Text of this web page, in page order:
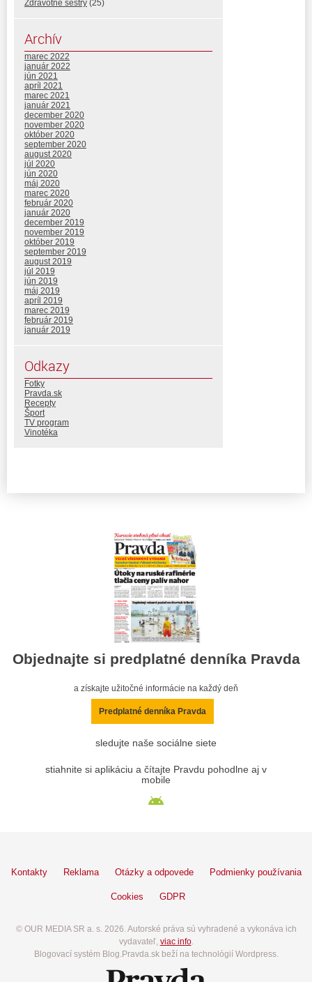
Zdravotné sestry (25)
Archív
marec 2022
január 2022
jún 2021
apríl 2021
marec 2021
január 2021
december 2020
november 2020
október 2020
september 2020
august 2020
júl 2020
jún 2020
máj 2020
marec 2020
február 2020
január 2020
december 2019
november 2019
október 2019
september 2019
august 2019
júl 2019
jún 2019
máj 2019
apríl 2019
marec 2019
február 2019
január 2019
Odkazy
Fotky
Pravda.sk
Recepty
Šport
TV program
Vinotéka
Objednajte si predplatné denníka Pravda
a získajte užitočné informácie na každý deň
Predplatné denníka Pravda
sledujte naše sociálne siete
stiahnite si aplikáciu a čítajte Pravdu pohodlne aj v
mobile
Kontakty Reklama Otázky a odpovede Podmienky používania
Cookies GDPR
© OUR MEDIA SR a. s. 2026. Autorské práva sú vyhradené a vykonáva ich
vydavateľ, viac info.
Blogovací systém Blog.Pravda.sk beží na technológií Wordpress.